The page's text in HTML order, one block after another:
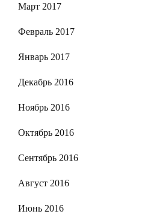
Март 2017
Февраль 2017
Январь 2017
Декабрь 2016
Ноябрь 2016
Октябрь 2016
Сентябрь 2016
Август 2016
Июнь 2016